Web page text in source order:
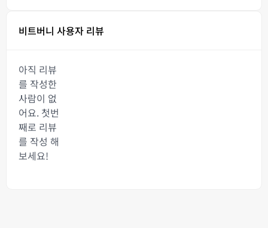
비트버니 사용자 리뷰
아직 리뷰
를 작성한
사람이 없
어요. 첫번
째로 리뷰
를 작성 해
보세요!